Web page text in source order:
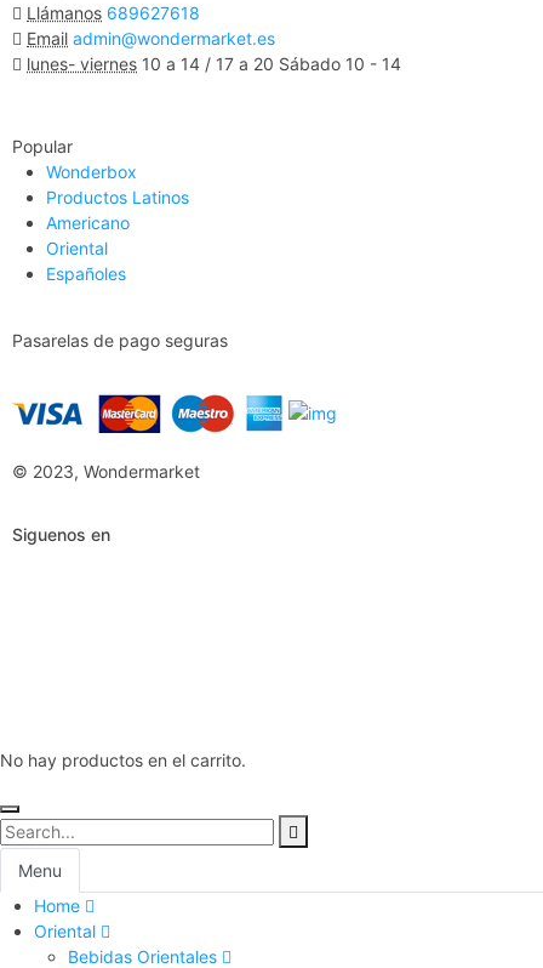
Llámanos 689627618
Email admin@wondermarket.es
lunes- viernes 10 a 14 / 17 a 20 Sábado 10 - 14
Popular
Wonderbox
Productos Latinos
Americano
Oriental
Españoles
Pasarelas de pago seguras
© 2023, Wondermarket
Siguenos en
No hay productos en el carrito.
Menu
Home
Oriental
Bebidas Orientales